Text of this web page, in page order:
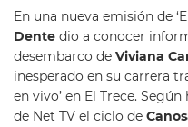
En una nueva emisión de
Dente dio a conocer
desembarco de Viviana
inesperado en su carrera
en vivo’ en El Trece.
de Net TV el ciclo de